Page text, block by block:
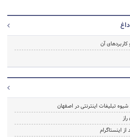
آن
تبلیغات اینترنتی در اصفهان
اینستاگرام